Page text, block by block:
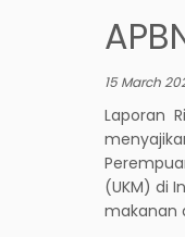
15 March
Laporan
(UKM) di
makanan